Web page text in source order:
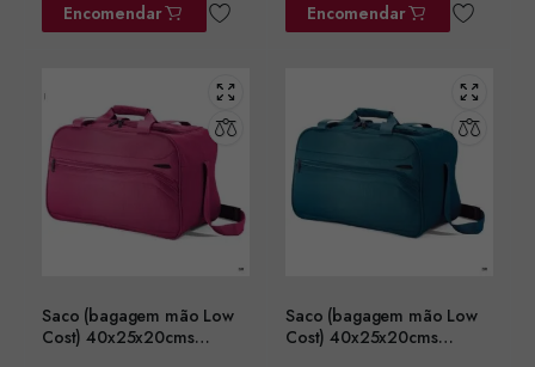
Encomendar
Encomendar
Saco (bagagem mão Low
Cost) 40x25x20cms
Saco (bagagem mão Low
Cost) 40x25x20cms